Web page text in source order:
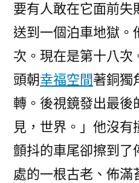
要有人敢在它面前失
送到一個泊車地獄。
次。現在是第十八次
頭朝幸福空間著銅獨
轉。後視鏡發出最後
見，世界。」他沒
顫抖的車尾卻擦到了
處的一根古老、佈滿